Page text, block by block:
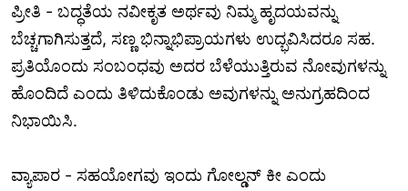
ಪ್ರೀತಿ - ಬದ್ಧತೆಯ ನವೀಕೃತ ಅರ್ಥವು ನಿಮ್ಮ ಹೃದಯವನ್ನು
ಬೆಚ್ಚಗಾಗಿಸುತ್ತದೆ, ಸಣ್ಣ ಭಿನ್ನಾಭಿಪ್ರಾಯಗಳು ಉದ್ಭವಿಸಿದರೂ ಸಹ.
ಪ್ರತಿಯೊಂದು ಸಂಬಂಧವು ಅದರ ಬೆಳೆಯುತ್ತಿರುವ ನೋವುಗಳನ್ನು
ಹೊಂದಿದೆ ಎಂದು ತಿಳಿದುಕೊಂಡು ಅವುಗಳನ್ನು ಅನುಗ್ರಹದಿಂದ
ನಿಭಾಯಿಸಿ.
ವ್ಯಾಪಾರ - ಸಹಯೋಗವು ಇಂದು ಗೋಲ್ಡನ್ ಕೀ ಎಂದು